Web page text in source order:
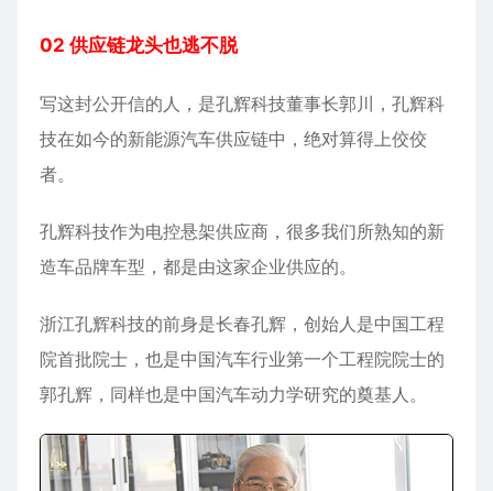
02 供应链龙头也逃不脱
写这封公开信的人，是孔辉科技董事长郭川，孔辉科
技在如今的新能源汽车供应链中，绝对算得上佼佼
者。
孔辉科技作为电控悬架供应商，很多我们所熟知的新
造车品牌车型，都是由这家企业供应的。
浙江孔辉科技的前身是长春孔辉，创始人是中国工程
院首批院士，也是中国汽车行业第一个工程院院士的
郭孔辉，同样也是中国汽车动力学研究的奠基人。